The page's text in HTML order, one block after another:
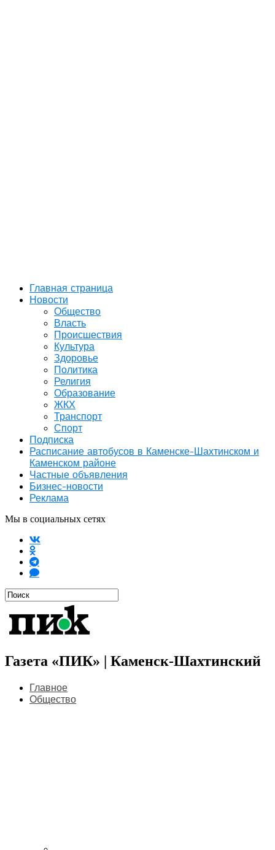
Главная страница
Новости
Общество
Власть
Происшествия
Культура
Здоровье
Политика
Религия
Образование
ЖКХ
Транспорт
Спорт
Подписка
Расписание автобусов в Каменске-Шахтинском и
Каменском районе
Частные объявления
Бизнес-новости
Реклама
Мы в социальных сетях
Газета «ПИК» | Каменск-Шахтинский
Главное
Общество